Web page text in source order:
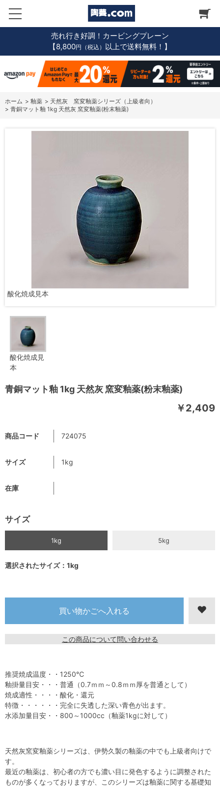
売れ行き好調！カービングプレーン
【8,800円（税込） 以上で送料無料！】
ホーム > 釉薬 > 天然灰 窯変釉薬シリーズ（上級者向）
> 青銅マット釉 1kg 天然灰 窯変釉薬(粉末釉薬)
酸化焼成見本
酸化焼成見
本
青銅マット釉 1kg 天然灰 窯変釉薬(粉末釉薬)
￥2,409
商品コード 724075
サイズ 1kg
在庫
サイズ
1kg 5kg
選択されたサイズ：1kg
この商品について問い合わせる
推奨焼成温度・・1250℃
釉掛量目安・・・普通（0.7ｍｍ～0.8ｍｍ厚を普通として）
焼成適性・・・・酸化・還元
特徴・・・・・・完全に失透した深い青色が出ます。
水添加量目安・・800～1000cc（釉薬1kgに対して）
天然灰窯変釉薬シリーズは、伊勢久製の釉薬の中でも上級者向けで
す。
最近の釉薬は、初心者の方でも濃い目に発色するように調整された
ものが多くなっておりますが、このシリーズは釉薬に関する基礎知